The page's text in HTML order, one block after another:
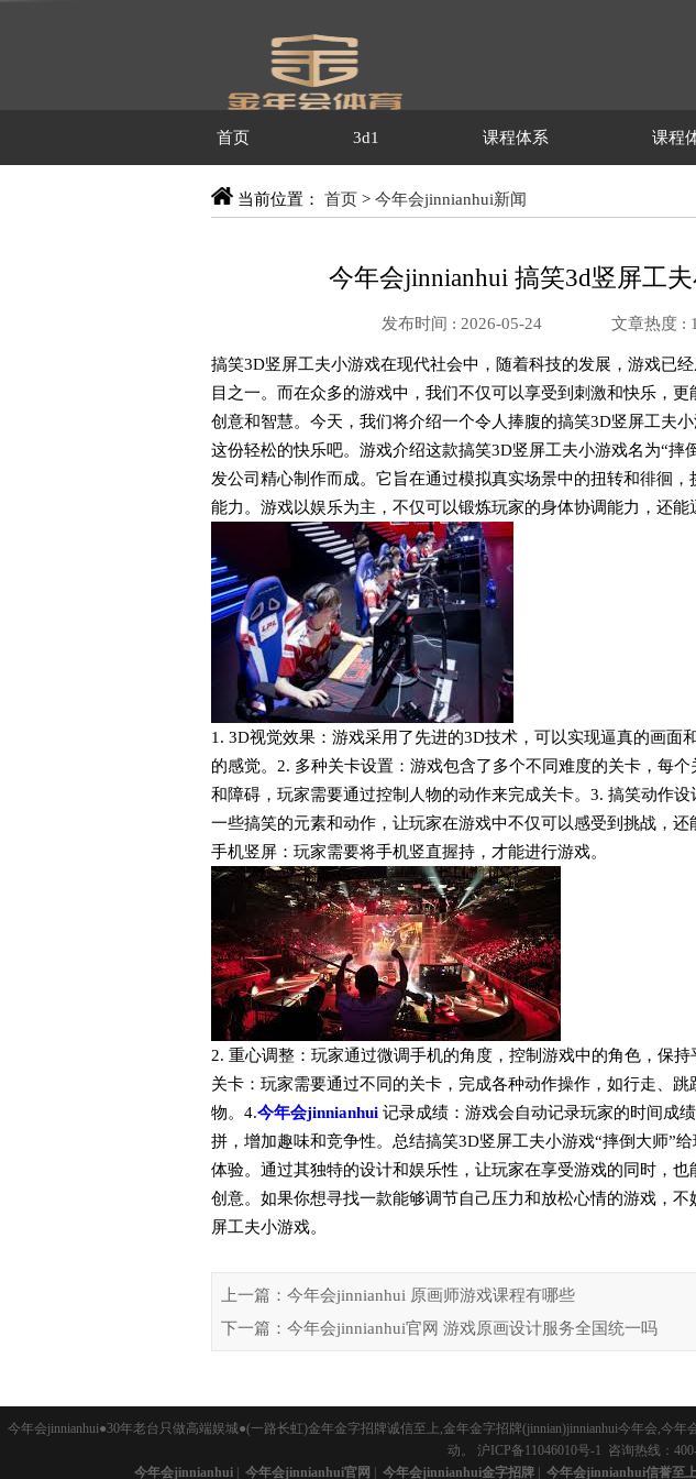
首页 3d1 课程体系 课程
当前位置： 首页 > 今年会jinnianhui新闻
今年会jinnianhui 搞笑3d竖屏工
发布时间 : 2026-05-24 文章热度 :
搞笑3D竖屏工夫小游戏在现代社会中，随着科技的发展，游戏已
目之一。而在众多的游戏中，我们不仅可以享受到刺激和快乐，
创意和智慧。今天，我们将介绍一个令人捧腹的搞笑3D竖屏工夫
这份轻松的快乐吧。游戏介绍这款搞笑3D竖屏工夫小游戏名为“摔
发公司精心制作而成。它旨在通过模拟真实场景中的扭转和徘徊
能力。游戏以娱乐为主，不仅可以锻炼玩家的身体协调能力，还能
1. 3D视觉效果：游戏采用了先进的3D技术，可以实现逼真的画面
的感觉。2. 多种关卡设置：游戏包含了多个不同难度的关卡，每
和障碍，玩家需要通过控制人物的动作来完成关卡。3. 搞笑动作
一些搞笑的元素和动作，让玩家在游戏中不仅可以感受到挑战，还
手机竖屏：玩家需要将手机竖直握持，才能进行游戏。
2. 重心调整：玩家通过微调手机的角度，控制游戏中的角色，保
关卡：玩家需要通过不同的关卡，完成各种动作操作，如行走、
物。4.今年会jinnianhui 记录成绩：游戏会自动记录玩家的时间成
拼，增加趣味和竞争性。总结搞笑3D竖屏工夫小游戏“摔倒大师”
体验。通过其独特的设计和娱乐性，让玩家在享受游戏的同时，也
创意。如果你想寻找一款能够调节自己压力和放松心情的游戏，不
屏工夫小游戏。
上一篇：今年会jinnianhui 原画师游戏课程有哪些
下一篇：今年会jinnianhui官网 游戏原画设计服务全国统一吗
今年会jinnianhui●30年老台只做高端娱城●(一路长虹)金年金字招牌诚信至上,金年金字招牌(jinnian)jinnianhui今年会,
动。
沪ICP备11046010号-1 咨询热线：
今年会jinnianhui
今年会jinnianhui官网 今年会jinnianhui金字招牌 今年会jinnianhui信誉至